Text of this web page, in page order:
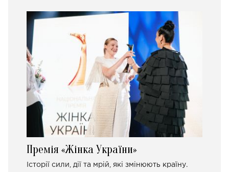
Премія «Жінка України»
Історії сили, дії та мрій, які змінюють країну.